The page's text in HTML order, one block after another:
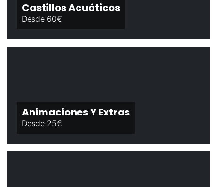
Castillos Acuáticos
Desde 60€
Animaciones Y Extras
Desde 25€